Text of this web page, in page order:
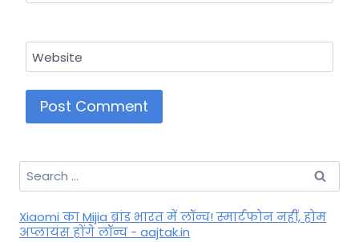
Website
Search
for:
Xiaomi का Mijia ब्रांड भारत में लॉन्च! स्मार्टफोन नहीं, होम
अप्लायंस होंगे लॉन्च - aajtak.in